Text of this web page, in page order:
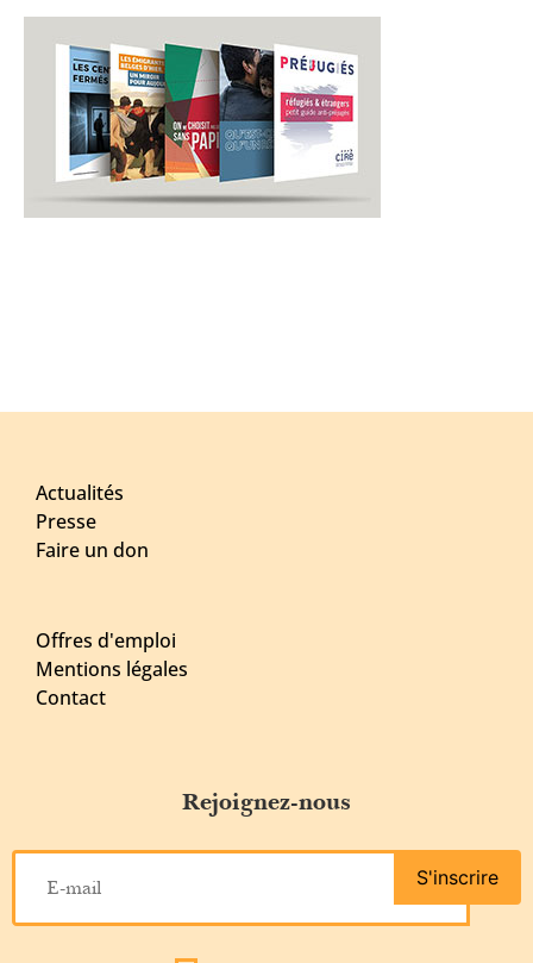
Actualités
Presse
Faire un don
Offres d'emploi
Mentions légales
Contact
Rejoignez-nous
S'inscrire